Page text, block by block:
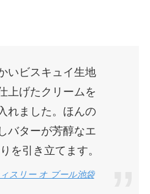
いビスキュイ生地
上げたクリームを
れました。ほんの
バターが芳醇なエ
を引き立てます。
スリー オ ブール池袋